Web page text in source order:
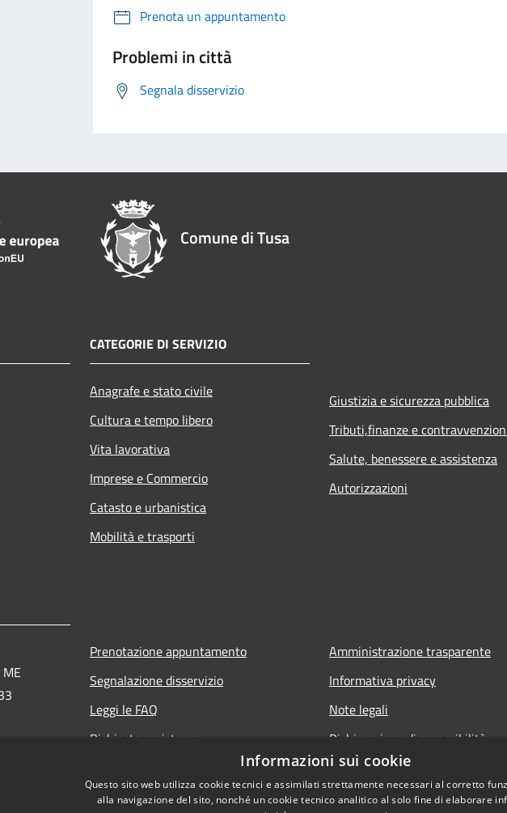
Prenota un appuntamento
Problemi in città
Segnala disservizio
Comune di Tusa
CATEGORIE DI SERVIZIO
Anagrafe e stato civile
Cultura e tempo libero
Vita lavorativa
Imprese e Commercio
Catasto e urbanistica
Mobilità e trasporti
Giustizia e sicurezza pubblica
Tributi,finanze e
Salute, benessere e assistenza
Autorizzazioni
Prenotazione appuntamento
Segnalazione disservizio
Leggi le FAQ
Richiesta assistenza
Amministrazione trasparente
Informativa privacy
Note legali
Dichiarazione di accessibilità
Informazioni sui cookie
Questo sito web utilizza cookie tecnici e assimilati strettamente necessari al corretto
alla navigazione del sito, nonché un cookie tecnico analitico al solo fine di elaborare